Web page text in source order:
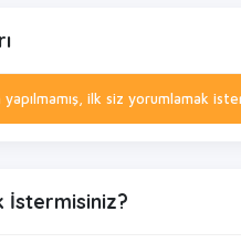
ilk siz yorumlamak
İstermisiniz?